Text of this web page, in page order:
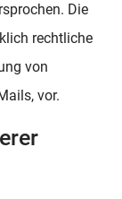
Die
rechtliche
von
vor.